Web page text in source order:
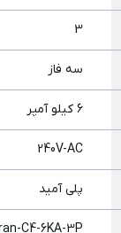
3
سه فاز
6 کیلو آمپر
240V-AC
پلی آمید
C4-6KA-3P